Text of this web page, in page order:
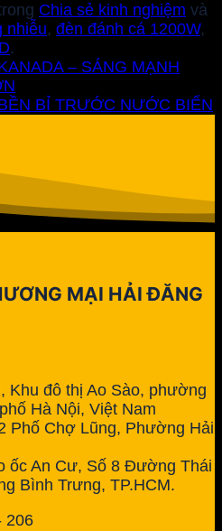
Chia sẻ kinh nghiệm và
nhiễu, đèn đánh cá 1200W,
.
– SÁNG MẠNH
BỈ TRƯỚC NƯỚC BIỂN
MẠI HẢI ĐĂNG
Khu đô thị Ao Sào, phường
Hà Nội, Việt Nam
Phố Chợ Lũng, Phường Hải
ốc An Cư, Số 8 Đường Thái
Bình Trưng, TP.HCM.
206